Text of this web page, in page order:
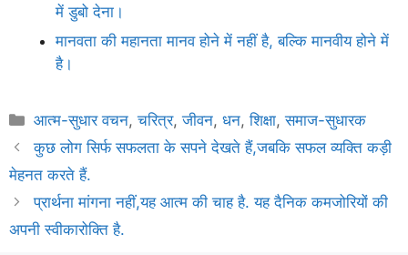
में डुबो देना।
मानवता की महानता मानव होने में नहीं है, बल्कि मानवीय होने में
है।
Categories
आत्म-सुधार वचन,चरित्र,जीवन,धन,शिक्षा,समाज-सुधारक
कुछ लोग सिर्फ सफलता के सपने देखते हैं,जबकि सफल व्यक्ति कड़ी
मेहनत करते हैं.
प्रार्थना मांगना नहीं,यह आत्म की चाह है. यह दैनिक कमजोरियों की
अपनी स्वीकारोक्ति है.